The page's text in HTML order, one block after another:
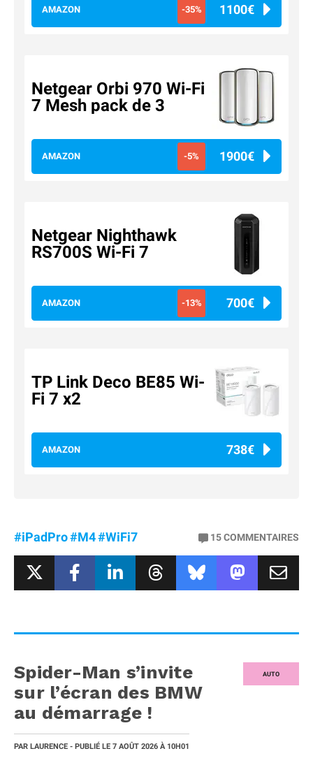
AMAZON -35% 1100€
Netgear Orbi 970 Wi-Fi
7 Mesh pack de 3
AMAZON -5% 1900€
Netgear Nighthawk
RS700S Wi-Fi 7
AMAZON -13% 700€
TP Link Deco BE85 Wi-
Fi 7 x2
AMAZON 738€
#iPadPro#M4#WiFi7 15COMMENTAIRES
AUTO
Spider-Man s’invite
sur l’écran des BMW
au démarrage !
PAR LAURENCE - PUBLIÉ LE 7 AOÛT 2026 À 10H01